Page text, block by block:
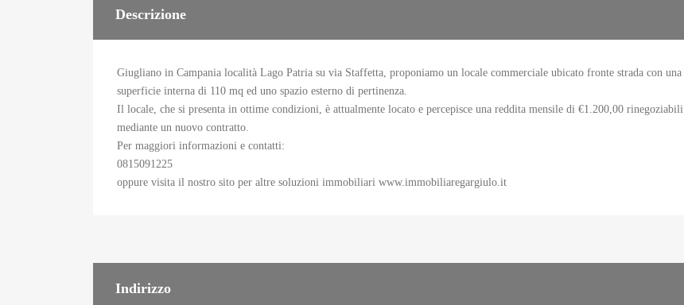
Descrizione
Giugliano in Campania località Lago Patria su via Staffetta, proponiamo un locale commerciale ubicato fronte strada con una
superficie interna di 110 mq ed uno spazio esterno di pertinenza.
Il locale, che si presenta in ottime condizioni, è attualmente locato e percepisce una reddita mensile di €1.200,00 rinegoziabili
mediante un nuovo contratto.
Per maggiori informazioni e contatti:
0815091225
oppure visita il nostro sito per altre soluzioni immobiliari www.immobiliaregargiulo.it
Indirizzo